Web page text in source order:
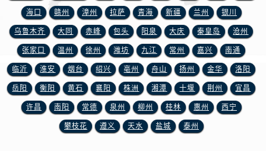
浙江省丽水市莲都区解放街宝玑售后服务中心（需提前预约）
浙江省宁波市江北区大闸南路500号来福士广场办公楼20层2009室宝玑售后服务中心（需提前预约）
浙江省衢州市柯城区上街宝玑售后服务中心（需提前预约）
浙江省绍兴市越城区胜利东路379号世茂天际中心写字楼8层805室宝玑售后服务中心（需提前预约）
浙江省舟山市定海区解放东路宝玑售后服务中心（需提前预约）
澳门特别行政区大堂区议事亭前地（新马路）宝玑售后服务中心（需提前预约）
澳门特别行政区风顺堂区南湾大马路宝玑售后服务中心（需提前预约）
海口 赣州 漳州 拉萨 青海 新疆 兰州 银川
乌鲁木齐 大同 赤峰 包头 阳泉 大庆 秦皇岛 沧州
张家口 温州 徐州 潍坊 九江 常州 嘉兴 南通
临沂 淮安 烟台 绍兴 亳州 舟山 扬州 金华 洛阳
岳阳 衡阳 黄石 襄阳 株洲 湘潭 十堰 荆州 宜昌
许昌 南阳 常德 泉州 柳州 桂林 惠州 西宁
攀枝花 遵义 天水 盐城 泰州